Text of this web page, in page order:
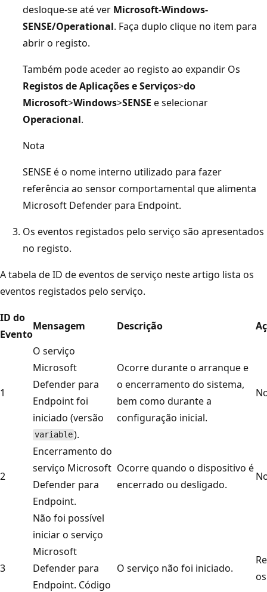
desloque-se até ver Microsoft-Windows-
SENSE/Operational. Faça duplo clique no item para
abrir o registo.
Também pode aceder ao registo ao expandir Os
Registos de Aplicações e Serviços>do
Microsoft>Windows>SENSE e selecionar
Operacional.
Nota
SENSE é o nome interno utilizado para fazer
referência ao sensor comportamental que alimenta
Microsoft Defender para Endpoint.
Os eventos registados pelo serviço são apresentados
no registo.
A tabela de ID de eventos de serviço neste artigo lista os
eventos registados pelo serviço.
ID do
Evento
Mensagem Descrição
1
O serviço
Microsoft
Defender para
Endpoint foi
iniciado (versão
variable).
Ocorre durante o arranque e
o encerramento do sistema,
bem como durante a
configuração inicial.
2
Encerramento do
serviço Microsoft
Defender para
Endpoint.
Ocorre quando o dispositivo é
encerrado ou desligado.
3
Não foi possível
iniciar o serviço
Microsoft
Defender para
Endpoint. Código
O serviço não foi iniciado.